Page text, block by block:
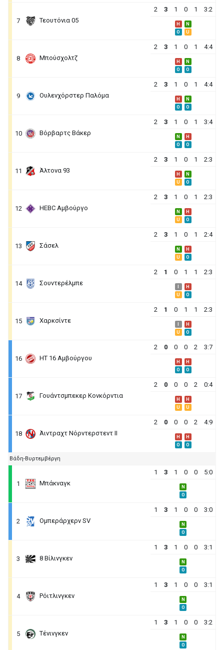
7 Τεουτόνια 05
2 3 1 0 1 3:2
H
N
O
U
8 Μπούσχολτζ
2 3 1 0 1 4:4
H
N
O
O
9 Ουλενχόρστερ Παλόμα
2 3 1 0 1 4:4
H
N
O
O
10 Βόρβαρτς Βάκερ
2 3 1 0 1 3:4
N
H
O
O
11 Άλτονα 93
2 3 1 0 1 2:3
H
N
U
O
12 HEBC Αμβούργο
2 3 1 0 1 2:3
N
H
U
O
13 Σάσελ
2 3 1 0 1 2:4
N
H
U
O
14 Σουντερέλμπε
2 1 0 1 1 2:3
H
U
O
15 Χαρκσίντε
2 1 0 1 1 2:3
H
U
O
16 ΗΤ 16 Αμβούργου
2 0 0 0 2 3:7
H
H
O
O
17 Γουάντσμπεκερ Κονκόρντια
2 0 0 0 2 0:4
H
H
U
U
18 Άιντραχτ Νόρντερστεντ II
2 0 0 0 2 4:9
H
H
O
O
Βάδη-Βυρτεμβέργη
1 Μπάκναγκ
1 3 1 0 0 5:0
N
O
2 Ομπεράρχερν SV
1 3 1 0 0 3:0
N
O
3 8 Βίλινγκεν
1 3 1 0 0 3:1
N
O
4 Ρόιτλινγκεν
1 3 1 0 0 3:1
N
O
5 Τένινγκεν
1 3 1 0 0 3:2
N
O